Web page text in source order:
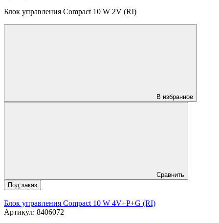
Блок управления Compact 10 W 2V (RI)
В избранное
Сравнить
Под заказ
Блок управления Compact 10 W 4V+P+G (RI)
Артикул: 8406072